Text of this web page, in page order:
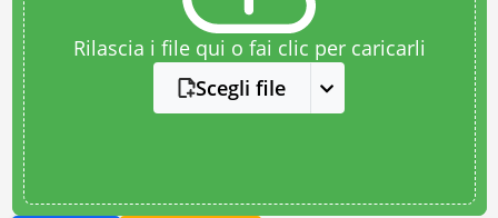
Rilascia i file qui o fai clic per caricarli
Scegli file